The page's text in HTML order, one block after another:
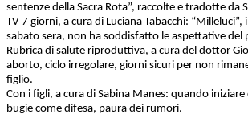
sentenze della Sacra Rota”, raccolte e tradotte da
TV 7 giorni, a cura di Luciana Tabacchi:
sabato sera, non ha soddisfatto le aspettative del
Rubrica di salute riproduttiva, a cura del dottor
aborto, ciclo irregolare, giorni sicuri per non
figlio.
Con i figli, a cura di Sabina Manes: quando
bugie come difesa, paura dei rumori.